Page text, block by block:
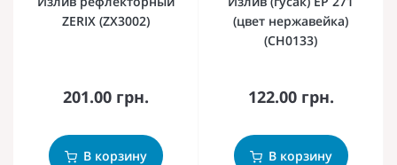
ZERIX (ZX3002)
201.00 грн.
В корзину
(цвет нержавейка)
(CH0133)
122.00 грн.
В корзину